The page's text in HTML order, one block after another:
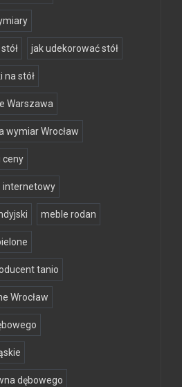
jak udekorować stół
na stół
Warszawa
wymiar Wrocław
ceny
internetowy
meble rodan
tanio
Wrocław
dębowego